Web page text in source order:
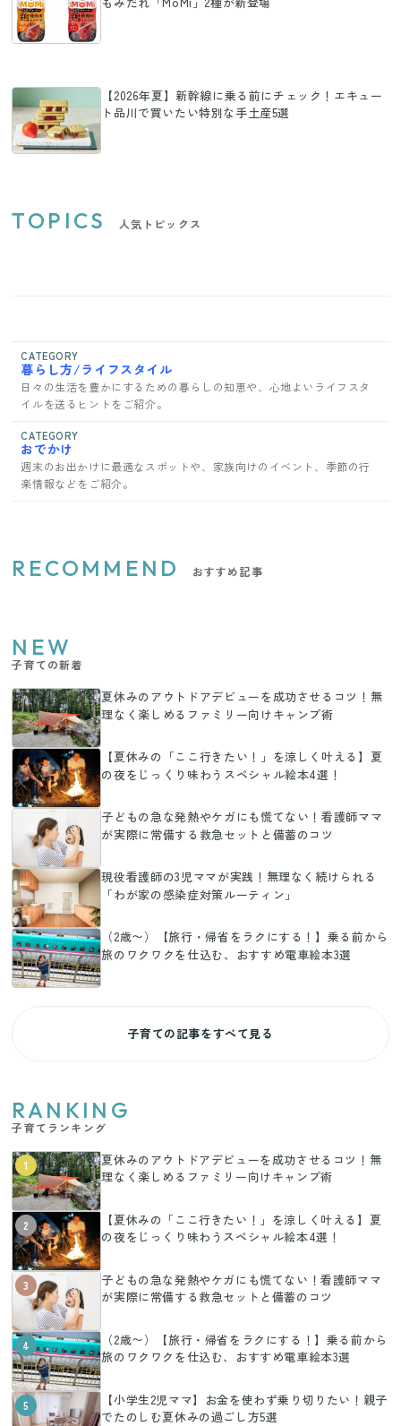
【2026年夏】新幹線に乗る前にチェック！エキュー
ト品川で買いたい特別な手土産5選
TOPICS 人気トピックス
CATEGORY
暮らし方/ライフスタイル
日々の生活を豊かにするための暮らしの知恵や、心地よいライフスタ
イルを送るヒントをご紹介。
CATEGORY
おでかけ
週末のお出かけに最適なスポットや、家族向けのイベント、季節の行
楽情報などをご紹介。
RECOMMEND おすすめ記事
NEW
子育ての新着
夏休みのアウトドアデビューを成功させるコツ！無
理なく楽しめるファミリー向けキャンプ術
【夏休みの「ここ行きたい！」を涼しく叶える】夏
の夜をじっくり味わうスペシャル絵本4選！
子どもの急な発熱やケガにも慌てない！看護師ママ
が実際に常備する救急セットと備蓄のコツ
現役看護師の3児ママが実践！無理なく続けられる
「わが家の感染症対策ルーティン」
（2歳〜）【旅行・帰省をラクにする！】乗る前から
旅のワクワクを仕込む、おすすめ電車絵本3選
子育ての記事をすべて見る
RANKING
子育てランキング
1
夏休みのアウトドアデビューを成功させるコツ！無
理なく楽しめるファミリー向けキャンプ術
2
【夏休みの「ここ行きたい！」を涼しく叶える】夏
の夜をじっくり味わうスペシャル絵本4選！
3
子どもの急な発熱やケガにも慌てない！看護師ママ
が実際に常備する救急セットと備蓄のコツ
4
（2歳〜）【旅行・帰省をラクにする！】乗る前から
旅のワクワクを仕込む、おすすめ電車絵本3選
5
【小学生2児ママ】お金を使わず乗り切りたい！親子
でたのしむ夏休みの過ごし方5選